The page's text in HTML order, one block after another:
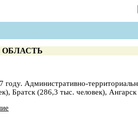
году. Административно-
Братск (286,3 тыс. человек),